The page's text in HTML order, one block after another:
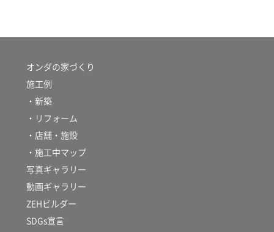
オンダの家づくり
施工例
・新築
・リフォーム
・店舗・施設
・施工中マップ
写真ギャラリー
動画ギャラリー
ZEHビルダー
SDGs宣言